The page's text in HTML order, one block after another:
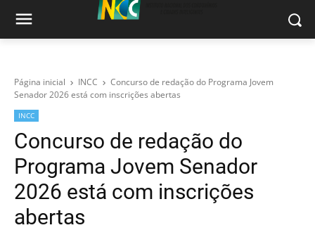
Página inicial INCC
Concurso de redação do Programa Jovem
Senador 2026 está com inscrições abertas
INCC
Concurso de redação do
Programa Jovem Senador
2026 está com inscrições
abertas